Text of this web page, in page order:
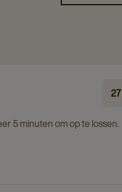
27
5 minuten om op te lossen.